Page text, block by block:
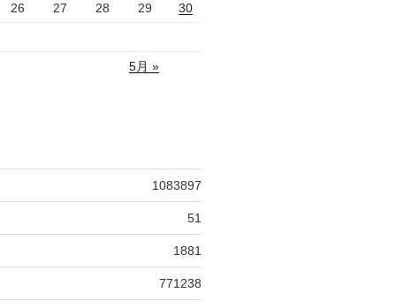
26 27 28 29 30
5月 »
1083897
51
1881
771238